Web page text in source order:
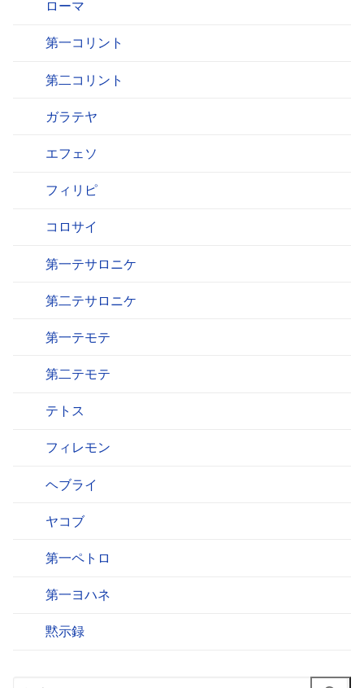
ローマ
第一コリント
第二コリント
ガラテヤ
エフェソ
フィリピ
コロサイ
第一テサロニケ
第二テサロニケ
第一テモテ
第二テモテ
テトス
フィレモン
ヘブライ
ヤコブ
第一ペトロ
第一ヨハネ
黙示録